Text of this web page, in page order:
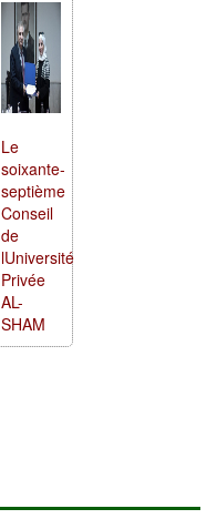
Le
soixante-
septième
Conseil
de
lUniversité
Privée
AL-
SHAM